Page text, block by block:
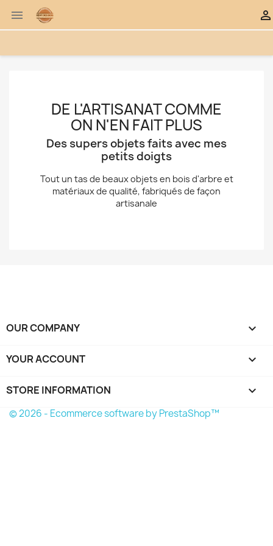
 
DE L'ARTISANAT COMME
ON N'EN FAIT PLUS
Des supers objets faits avec mes
petits doigts
Tout un tas de beaux objets en bois d'arbre et
matériaux de qualité, fabriqués de façon
artisanale
OUR COMPANY 
YOUR ACCOUNT 
STORE INFORMATION keyboard_arrow_down
© 2026 - Ecommerce software by PrestaShop™